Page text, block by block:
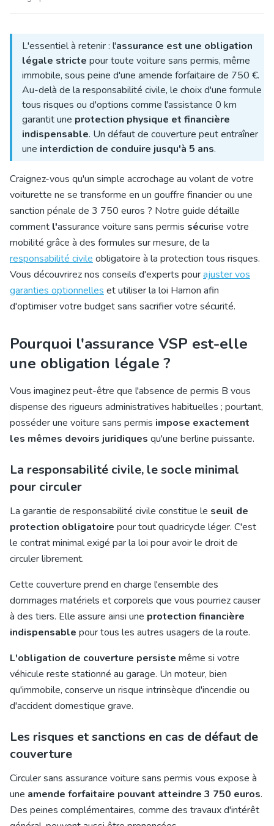
L'essentiel à retenir : l'assurance est une obligation
légale stricte pour toute voiture sans permis, même
immobile, sous peine d'une amende forfaitaire de 750 €.
Au-delà de la responsabilité civile, le choix d'une formule
tous risques ou d'options comme l'assistance 0 km
garantit une protection physique et financière
indispensable. Un défaut de couverture peut entraîner
une interdiction de conduire jusqu'à 5 ans.
Craignez-vous qu'un simple accrochage au volant de votre
voiturette ne se transforme en un gouffre financier ou une
sanction pénale de 3 750 euros ? Notre guide détaille
comment l'assurance voiture sans permis sécurise votre
mobilité grâce à des formules sur mesure, de la
responsabilité civile obligatoire à la protection tous risques.
Vous découvrirez nos conseils d'experts pourajuster vos
garanties optionnelles et utiliser la loi Hamon afin
d'optimiser votre budget sans sacrifier votre sécurité.
Pourquoi l'assurance VSP est-elle
une obligation légale ?
Vous imaginez peut-être que l'absence de permis B vous
dispense des rigueurs administratives habituelles ; pourtant,
posséder une voiture sans permis impose exactement
les mêmes devoirs juridiques qu'une berline puissante.
La responsabilité civile, le socle minimal
pour circuler
La garantie de responsabilité civile constitue le seuil de
protection obligatoire pour tout quadricycle léger. C'est
le contrat minimal exigé par la loi pour avoir le droit de
circuler librement.
Cette couverture prend en charge l'ensemble des
dommages matériels et corporels que vous pourriez causer
à des tiers. Elle assure ainsi une protection financière
indispensable pour tous les autres usagers de la route.
L'obligation de couverture persiste même si votre
véhicule reste stationné au garage. Un moteur, bien
qu'immobile, conserve un risque intrinsèque d'incendie ou
d'accident domestique grave.
Les risques et sanctions en cas de défaut de
couverture
Circuler sans assurance voiture sans permis vous expose à
une amende forfaitaire pouvant atteindre 3 750 euros.
Des peines complémentaires, comme des travaux d'intérêt